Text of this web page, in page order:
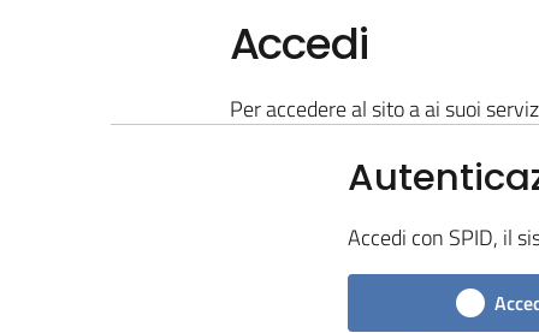
Accedi
Per accedere al sito a ai suoi
Accedi con SPID, il